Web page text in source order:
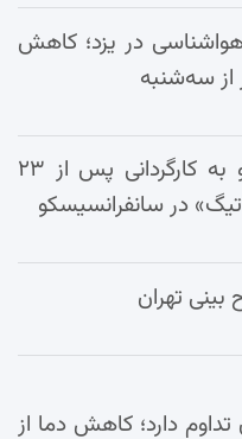
در یزد؛ کاهش
از سه‌شنبه
بازگشت دنی دویتو به کارگردانی پس از ۲۳
در سانفرانسیسکو
تهران
دارد؛ کاهش دما از